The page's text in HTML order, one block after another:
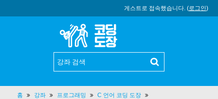
게스트로 접속했습니다. (로그인)
홈 강좌 프로그래밍
C 언어 코딩 도장